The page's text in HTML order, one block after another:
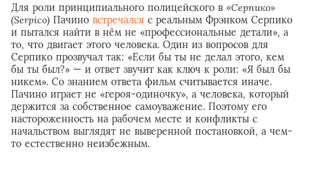
Для роли принципиального полицейского в «Серпико»
(Serpico) Пачино встречался с реальным Фрэнком Серпико
и пытался найти в нём не «профессиональные детали», а
то, что двигает этого человека. Один из вопросов для
Серпико прозвучал так: «Если бы ты не делал этого, кем
бы ты был?» — и ответ звучит как ключ к роли: «Я был бы
никем». Со знанием ответа фильм считывается иначе.
Пачино играет не «героя-одиночку», а человека, который
держится за собственное самоуважение. Поэтому его
настороженность на рабочем месте и конфликты с
начальством выглядят не выверенной постановкой, а чем-
то естественно неизбежным.